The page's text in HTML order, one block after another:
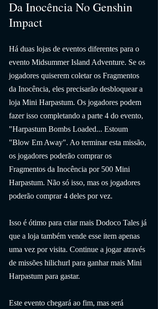
Da Inocência No Genshin
Impact
Há duas lojas de eventos diferentes para o
evento Midsummer Island Adventure. Se os
jogadores quiserem coletar os Fragmentos
da Inocência, eles precisarão desbloquear a
loja Mini Harpastum. Os jogadores podem
fazer isso completando a parte 4 do evento,
"Harpastum Bombs Loaded... Estoum
"Blow Em Away". Ao terminar esta missão,
os jogadores poderão comprar os
Fragmentos da Inocência por 500 Mini
Harpastum. Não só isso, mas os jogadores
poderão comprar 4 deles por vez.
Isso é ótimo para criar mais Dodoco Tales já
que a loja também vende esse item apenas
uma vez por visita. Continue a jogar através
de missões hilichurl para ganhar mais Mini
Harpastum para gastar.
Este evento chegará ao fim, mas será